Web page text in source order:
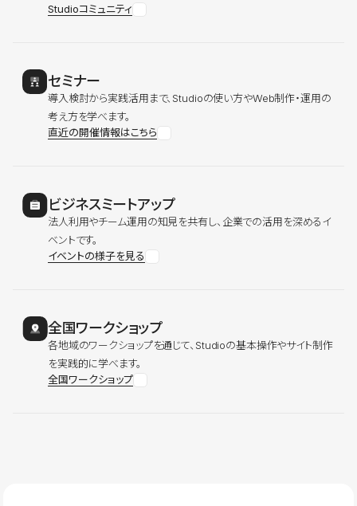
Studioコミュニティ
セミナー
導入検討から実践活用まで、Studioの使い方やWeb制作・運用の
考え方を学べます。
直近の開催情報はこちら
ビジネスミートアップ
法人利用やチーム運用の知見を共有し、企業での活用を深めるイ
ベントです。
イベントの様子を見る
全国ワークショップ
各地域のワークショップを通じて、Studioの基本操作やサイト制作
を実践的に学べます。
全国ワークショップ